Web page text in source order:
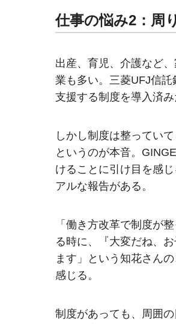
仕事の悩み2：周
出産、育児、介護など
業も多い。三菱UFJ信
支援する制度を導入済み
しかし制度は整ってい
というのが本音。
けることに引け目を感
アルな報告がある。
「働き方改革で制度が
る時に、『大変だね、
ます」という知花さん
感じる。
制度があっても、周囲